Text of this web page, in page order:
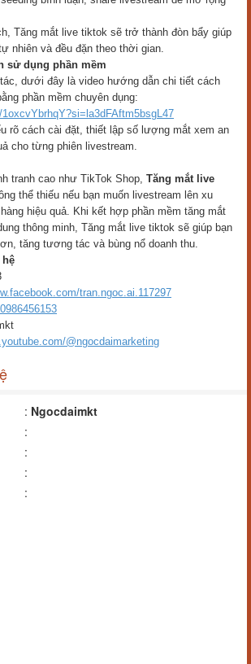
Tăng mắt live tiktok sẽ trở thành đòn bẩy giúp
nhiên và đều đặn theo thời gian.
sử dụng phần mềm
dưới đây là video hướng dẫn chi tiết cách
phần mềm chuyên dụng:
rõ cách cài đặt, thiết lập số lượng mắt xem an
cho từng phiên livestream.
tranh cao như TikTok Shop, Tăng mắt live
thể thiếu nếu bạn muốn livestream lên xu
hiệu quả. Khi kết hợp phần mềm tăng mắt
thông minh, Tăng mắt live tiktok sẽ giúp bạn
tăng tương tác và bùng nổ doanh thu.
tran.ngoc.ai.117297
@ngocdaimarketing
: Ngocdaimkt
:
:
:
: